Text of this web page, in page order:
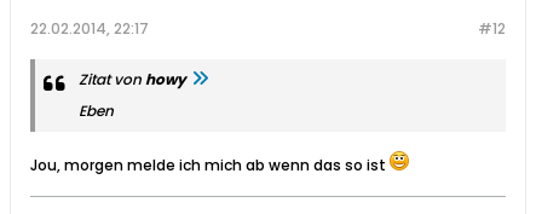
#12
22.02.2014, 22:17
Zitat vonhowy
Eben
Jou, morgen melde ich mich ab wenn das so ist